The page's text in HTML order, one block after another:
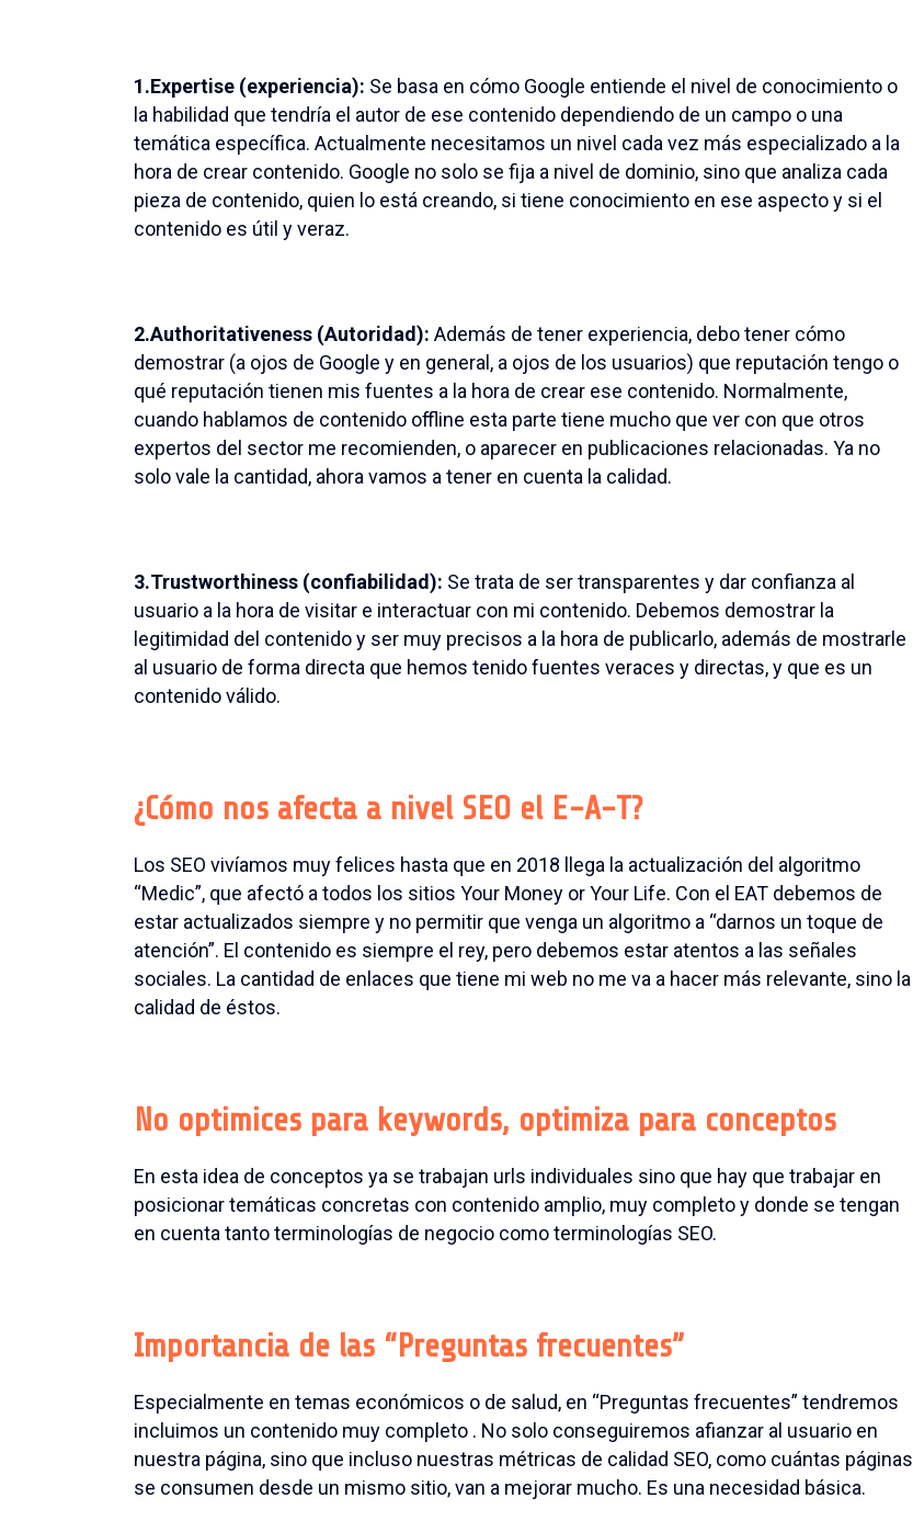
1.Expertise (experiencia): Se basa en cómo Google entiende el nivel de conocimiento o
la habilidad que tendría el autor de ese contenido dependiendo de un campo o una
temática específica. Actualmente necesitamos un nivel cada vez más especializado a la
hora de crear contenido. Google no solo se fija a nivel de dominio, sino que analiza cada
pieza de contenido, quien lo está creando, si tiene conocimiento en ese aspecto y si el
contenido es útil y veraz.
2.Authoritativeness (Autoridad): Además de tener experiencia, debo tener cómo
demostrar (a ojos de Google y en general, a ojos de los usuarios) que reputación tengo o
qué reputación tienen mis fuentes a la hora de crear ese contenido. Normalmente,
cuando hablamos de contenido offline esta parte tiene mucho que ver con que otros
expertos del sector me recomienden, o aparecer en publicaciones relacionadas. Ya no
solo vale la cantidad, ahora vamos a tener en cuenta la calidad.
3.Trustworthiness (confiabilidad): Se trata de ser transparentes y dar confianza al
usuario a la hora de visitar e interactuar con mi contenido. Debemos demostrar la
legitimidad del contenido y ser muy precisos a la hora de publicarlo, además de mostrarle
al usuario de forma directa que hemos tenido fuentes veraces y directas, y que es un
contenido válido.
¿Cómo nos afecta a nivel SEO el E-A-T?
Los SEO vivíamos muy felices hasta que en 2018 llega la actualización del algoritmo
“Medic”, que afectó a todos los sitios Your Money or Your Life. Con el EAT debemos de
estar actualizados siempre y no permitir que venga un algoritmo a “darnos un toque de
atención”. El contenido es siempre el rey, pero debemos estar atentos a las señales
sociales. La cantidad de enlaces que tiene mi web no me va a hacer más relevante, sino la
calidad de éstos.
No optimices para keywords, optimiza para conceptos
En esta idea de conceptos ya se trabajan urls individuales sino que hay que trabajar en
posicionar temáticas concretas con contenido amplio, muy completo y donde se tengan
en cuenta tanto terminologías de negocio como terminologías SEO.
Importancia de las “Preguntas frecuentes”
Especialmente en temas económicos o de salud, en “Preguntas frecuentes” tendremos
incluimos un contenido muy completo . No solo conseguiremos afianzar al usuario en
nuestra página, sino que incluso nuestras métricas de calidad SEO, como cuántas páginas
se consumen desde un mismo sitio, van a mejorar mucho. Es una necesidad básica.